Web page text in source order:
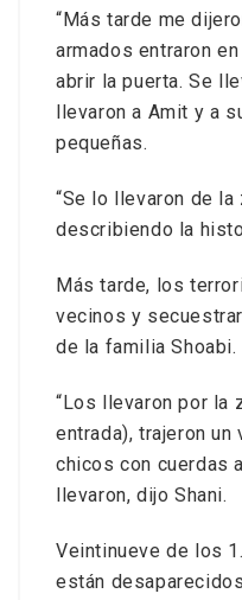
“Más tarde me
armados entraron
abrir la puerta. Se
llevaron a Amit y a
pequeñas.
“Se lo llevaron de la
describiendo la
Más tarde, los
vecinos y
de la familia Shoabi.
“Los llevaron por la
entrada), trajeron un
chicos con cuerdas
llevaron, dijo Shani.
Veintinueve de los
están